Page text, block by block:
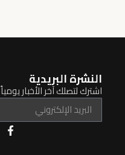
النشرة البريدية
اشترك لتصلك آخر الأخبار يومياً